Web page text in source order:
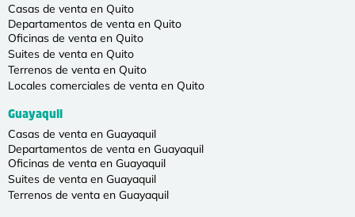
Casas de venta en Quito
Departamentos de venta en Quito
Oficinas de venta en Quito
Suites de venta en Quito
Terrenos de venta en Quito
Locales comerciales de venta en Quito
Guayaquil
Casas de venta en Guayaquil
Departamentos de venta en Guayaquil
Oficinas de venta en Guayaquil
Suites de venta en Guayaquil
Terrenos de venta en Guayaquil